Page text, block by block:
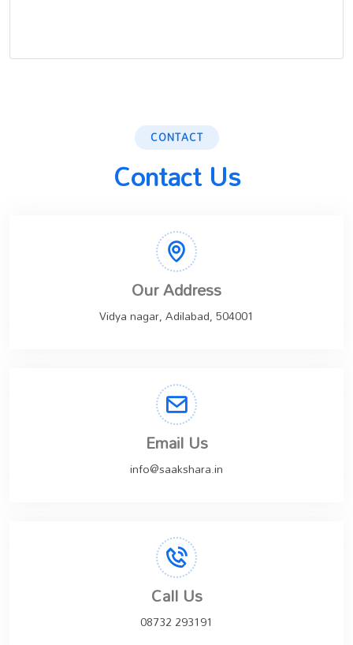
CONTACT
Contact Us
Our Address
Vidya nagar, Adilabad, 504001
Email Us
info@saakshara.in
Call Us
08732 293191